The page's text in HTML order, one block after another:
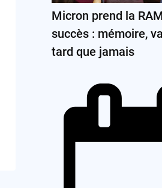
Micron prend la
succès : mémoire,
tard que jamais